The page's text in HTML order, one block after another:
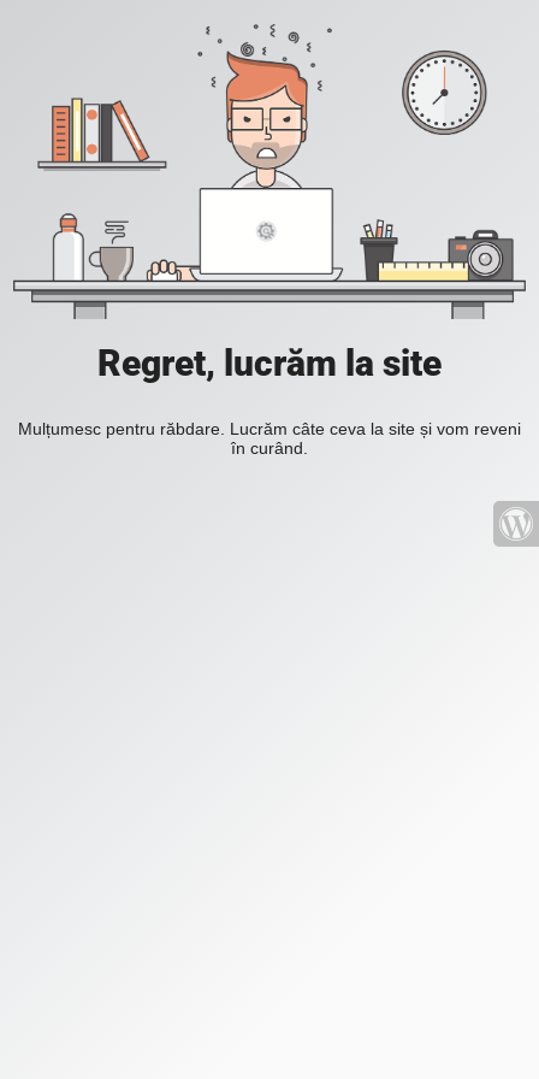
Regret, lucrăm la site
Mulțumesc pentru răbdare. Lucrăm câte ceva la site și vom reveni
în curând.